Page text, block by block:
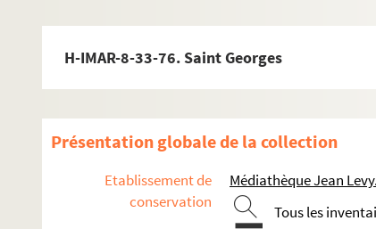
H-IMAR-8-33-76. Saint Georges
Présentation globale de la collection
Etablissement de
conservation
Médiathèque Jean
Tous les
H-IMAR-8-31-59. Saint Georges
H-IMAR-8-31-62. Saint Georges
H-IMAR-8-31-64. Saint Georges
H-IMAR-8-31-65. Saint Georges